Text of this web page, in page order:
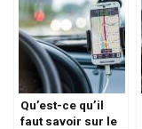
Qu’est-ce qu’il
faut savoir sur le